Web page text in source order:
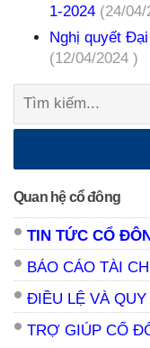
1-2024 (24/04/
Nghị quyết
(12/04/2024 )
Tìm
Quan hệ cổ đông
TIN TỨC CỔ
BÁO CÁO TÀI
ĐIỀU LỆ VÀ
TRỢ GIÚP CỔ